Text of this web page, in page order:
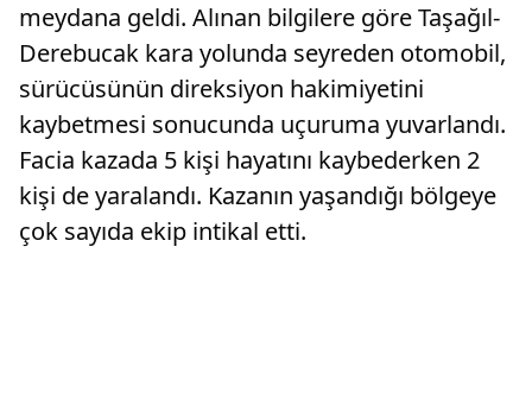
meydana geldi. Alınan bilgilere göre Taşağıl-
Derebucak kara yolunda seyreden otomobil,
sürücüsünün direksiyon hakimiyetini
kaybetmesi sonucunda uçuruma yuvarlandı.
Facia kazada 5 kişi hayatını kaybederken 2
kişi de yaralandı. Kazanın yaşandığı bölgeye
çok sayıda ekip intikal etti.